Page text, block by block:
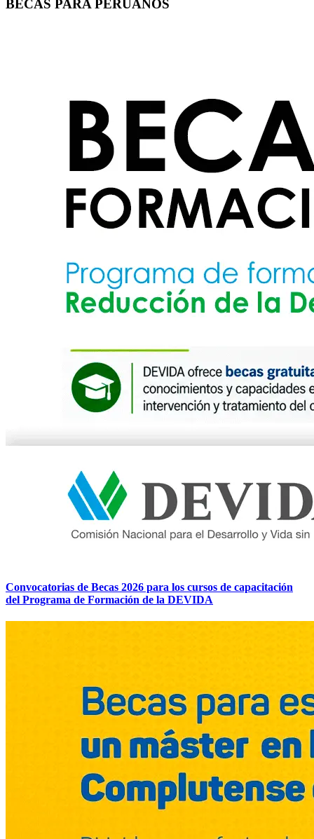
BECAS PARA PERUANOS
Convocatorias de Becas 2026 para los cursos de capacitación
del Programa de Formación de la DEVIDA